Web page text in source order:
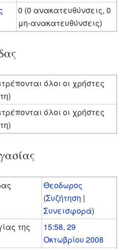
0 (0 ανακατευθύνσεις, 0
μη-ανακατευθύνσεις)
όλοι οι χρήστες
όλοι οι χρήστες
Θεοδωρος
(Συζήτηση |
Συνεισφορά)
της
15:58, 29
Οκτωβρίου 2008